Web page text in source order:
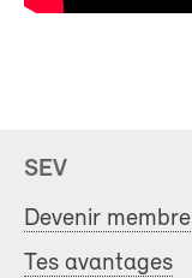
SEV
Devenir membre
Tes avantages